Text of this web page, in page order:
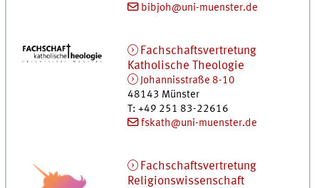
bibjoh@uni-muenster.de
Fachschaftsvertretung
Katholische Theologie
Johannisstraße 8-10
48143 Münster
T: +49 251 83-22616
fskath@uni-muenster.de
Fachschaftsvertretung
Religionswissenschaft